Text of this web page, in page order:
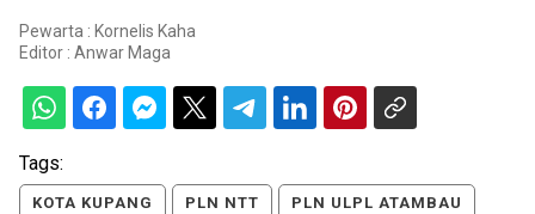
Pewarta : Kornelis Kaha
Editor : Anwar Maga
Tags:
KOTA KUPANG PLN NTT PLN ULPL ATAMBAU